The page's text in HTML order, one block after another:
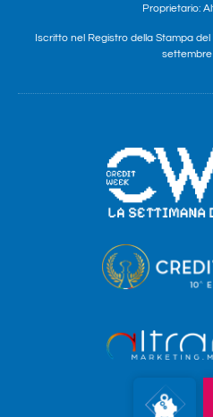
Proprietario:
Iscritto nel Registro della Stampa